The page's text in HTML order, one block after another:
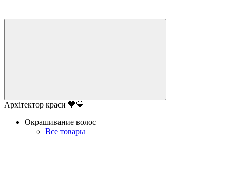
Архітектор краси 💙💛
Окрашивание волос
Все товары